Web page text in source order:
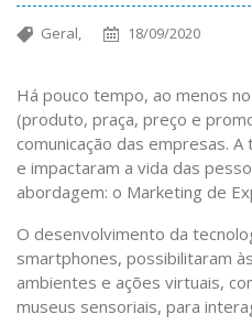
Geral, 18/09/2020
Há pouco tempo, ao menos
(produto, praça, preço e
comunicação das empresas.
e impactaram a vida das
abordagem: o Marketing de
O desenvolvimento da
smartphones, possibilitaram
ambientes e ações virtuais,
museus sensoriais, para